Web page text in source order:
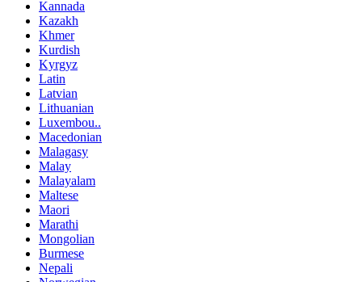
Kannada
Kazakh
Khmer
Kurdish
Kyrgyz
Latin
Latvian
Lithuanian
Luxembou..
Macedonian
Malagasy
Malay
Malayalam
Maltese
Maori
Marathi
Mongolian
Burmese
Nepali